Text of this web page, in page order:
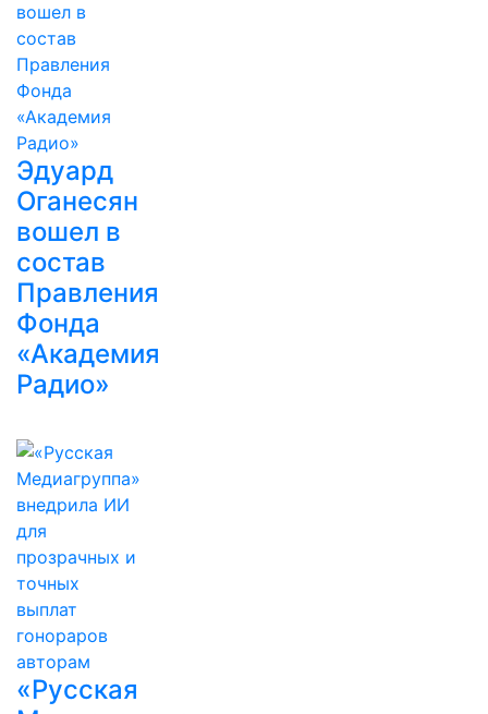
Эдуард
Оганесян
вошел в
состав
Правления
Фонда
«Академия
Радио»
«Русская